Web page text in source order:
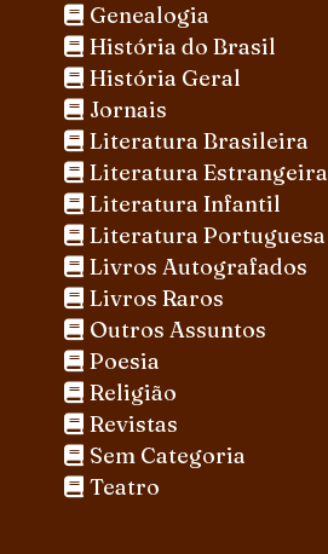
Genealogia
História do Brasil
História Geral
Jornais
Literatura Brasileira
Literatura Estrangeira
Literatura Infantil
Literatura Portuguesa
Livros Autografados
Livros Raros
Outros Assuntos
Poesia
Religião
Revistas
Sem Categoria
Teatro